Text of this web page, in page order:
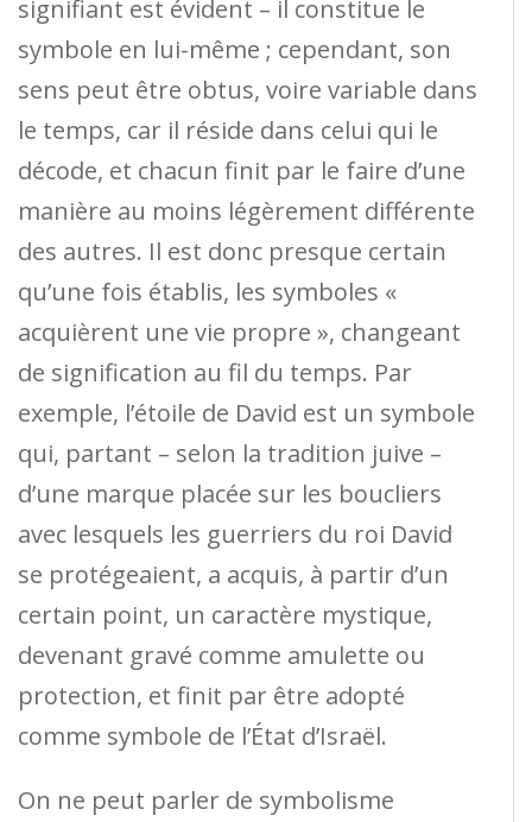
signifiant est évident – ​​il constitue le
symbole en lui-même ; cependant, son
sens peut être obtus, voire variable dans
le temps, car il réside dans celui qui le
décode, et chacun finit par le faire d’une
manière au moins légèrement différente
des autres. Il est donc presque certain
qu’une fois établis, les symboles «
acquièrent une vie propre », changeant
de signification au fil du temps. Par
exemple, l’étoile de David est un symbole
qui, partant – selon la tradition juive –
d’une marque placée sur les boucliers
avec lesquels les guerriers du roi David
se protégeaient, a acquis, à partir d’un
certain point, un caractère mystique,
devenant gravé comme amulette ou
protection, et finit par être adopté
comme symbole de l’État d’Israël.
On ne peut parler de symbolisme